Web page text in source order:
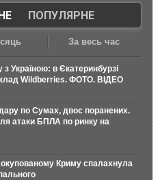
| ПОПУЛЯРНЕ
За весь час
з Україною: в Єкатеринбурзі
Wildberries. ФОТО. ВІДЕО
по Сумах, двоє поранених.
атаки БПЛА по ринку на
Криму спалахнула